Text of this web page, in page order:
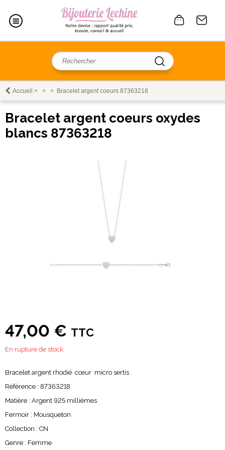
Accueil > > > Bracelet argent coeurs 87363218
Bracelet argent coeurs oxydes
blancs 87363218
47,00 € TTC
En rupture de stock
Bracelet argent rhodié cœur micro sertis
Référence : 87363218
Matière : Argent 925 millièmes
Fermoir : Mousqueton
Collection : CN
Genre : Femme